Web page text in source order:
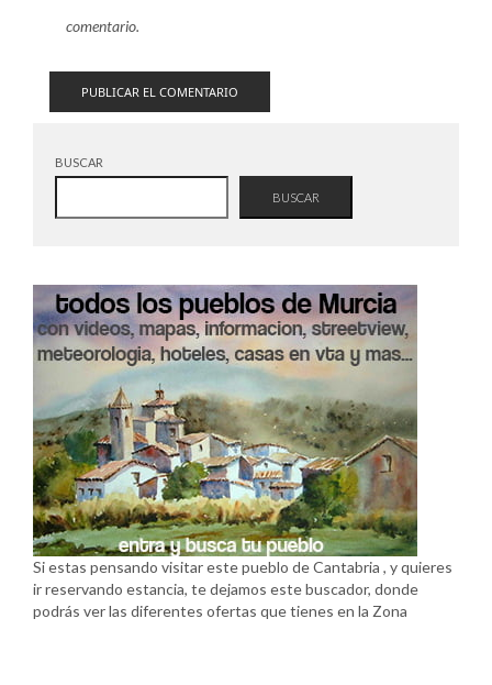
comentario.
BUSCAR
BUSCAR
Si estas pensando visitar este pueblo de Cantabria , y quieres
ir reservando estancia, te dejamos este buscador, donde
podrás ver las diferentes ofertas que tienes en la Zona